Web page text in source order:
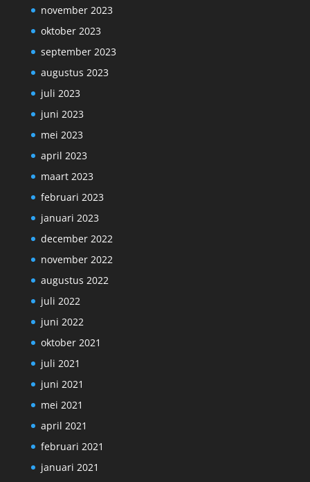
november 2023
oktober 2023
september 2023
augustus 2023
juli 2023
juni 2023
mei 2023
april 2023
maart 2023
februari 2023
januari 2023
december 2022
november 2022
augustus 2022
juli 2022
juni 2022
oktober 2021
juli 2021
juni 2021
mei 2021
april 2021
februari 2021
januari 2021